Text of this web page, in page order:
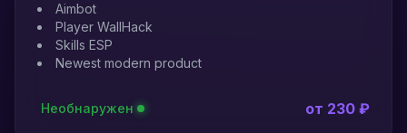
Aimbot
Player WallHack
Skills ESP
Newest modern product
Необнаружен от 230 ₽